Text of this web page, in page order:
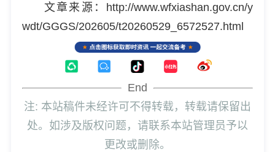
文章来源：http://www.wfxiashan.gov.cn/y
wdt/GGGS/202605/t20260529_6572527.html
End
注: 本站稿件未经许可不得转载，转载请保留出
处。如涉及版权问题，请联系本站管理员予以
更改或删除。